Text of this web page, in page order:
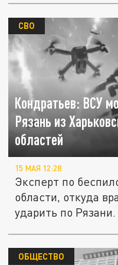
Кондратьев: ВСУ
Рязань из
областей
СВО
15 МАЯ 12:28
Эксперт по
области, откуда
ударить по Рязани.
ОБЩЕСТВО